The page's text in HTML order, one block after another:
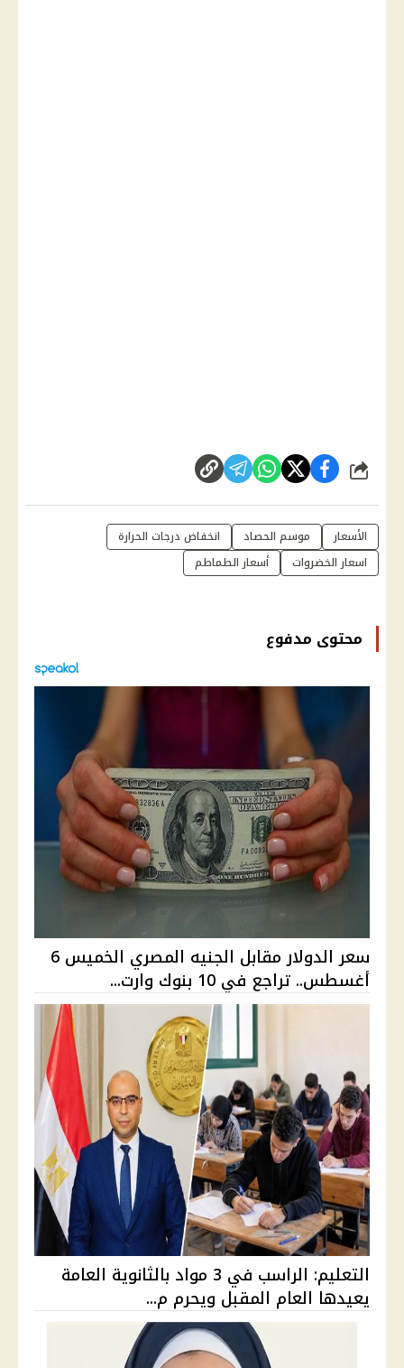
شارك
الأسعار موسم الحصاد
انخفاض درجات الحرارة
اسعار الخضروات
أسعار الطماطم
محتوى مدفوع
سعر الدولار مقابل الجنيه المصري الخميس 6
أغسطس.. تراجع في 10 بنوك وارت...
التعليم: الراسب في 3 مواد بالثانوية العامة
يعيدها العام المقبل ويحرم م...